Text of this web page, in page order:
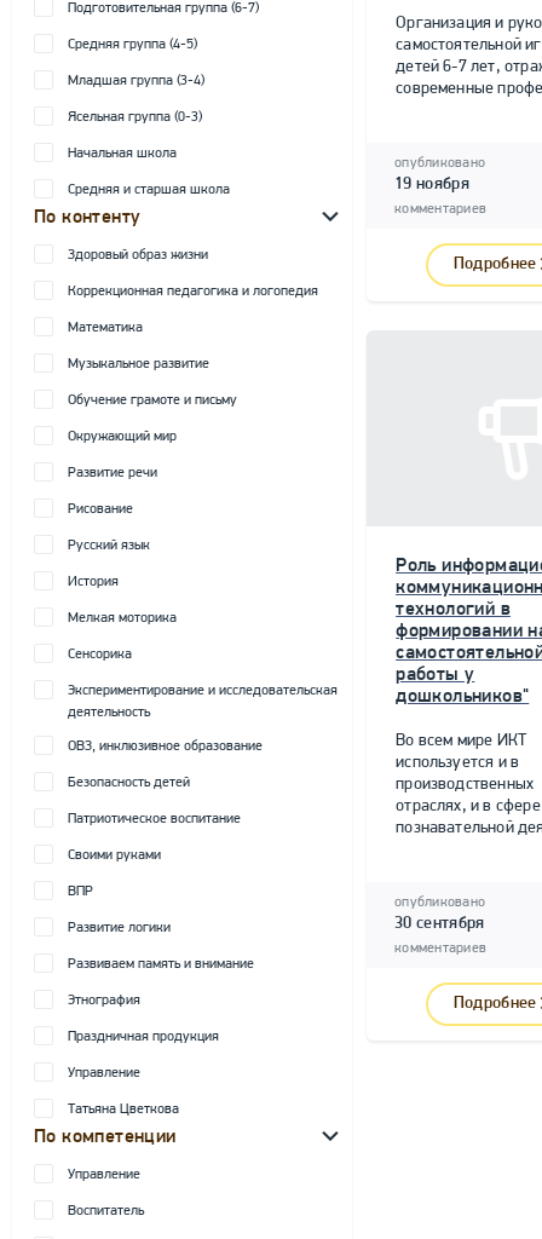
Подготовительная группа (6-7)
Средняя группа (4-5)
Младшая группа (3-4)
Ясельная группа (0-3)
Начальная школа
Средняя и старшая школа
По контенту
Здоровый образ жизни
Коррекционная педагогика и логопедия
Математика
Музыкальное развитие
Обучение грамоте и письму
Окружающий мир
Развитие речи
Рисование
Русский язык
История
Мелкая моторика
Сенсорика
Экспериментирование и исследовательская
деятельность
ОВЗ, инклюзивное образование
Безопасность детей
Патриотическое воспитание
Своими руками
ВПР
Развитие логики
Развиваем память и внимание
Этнография
Праздничная продукция
Управление
Татьяна Цветкова
По компетенции
Управление
Воспитатель
Организация и
самостоятельной
детей 6-7 лет,
современные
опубликовано
19 ноября
комментариев
Подробнее
Роль
технологий в
формировании
работы у
дошкольников"
Во всем мире ИКТ
используется и в
производственных
отраслях, и в сфере
познавательной
опубликовано
30 сентября
комментариев
Подробнее